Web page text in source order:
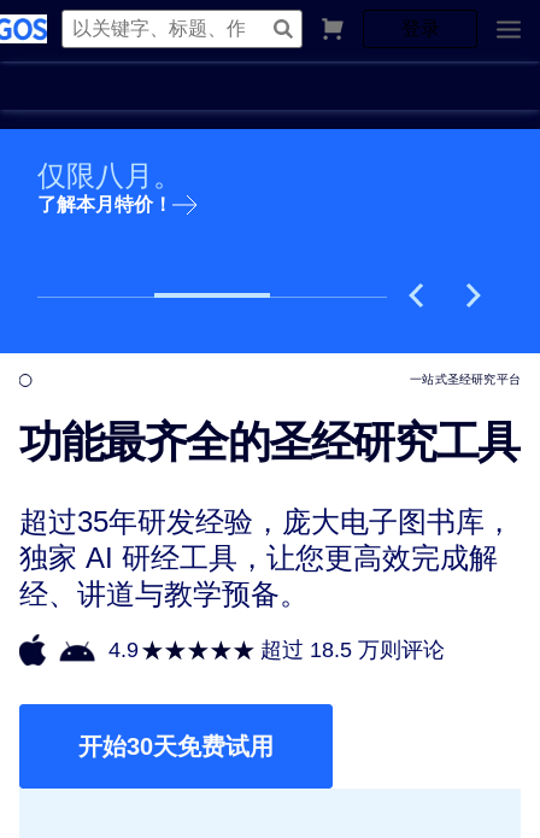
登录
仅限八月。
了解本月特价！
一站式圣经研究平台
功能最齐全的圣经研究工具
超过35年研发经验，庞大电子图书库，
独家 AI 研经工具，让您更高效完成解
经、讲道与教学预备。
4.9 超过 18.5 万则评论
开始30天免费试用